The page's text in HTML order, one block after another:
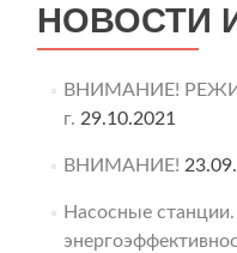
НОВОСТИ
ВНИМАНИЕ!
г. 29.10.2021
ВНИМАНИЕ!
Насосные